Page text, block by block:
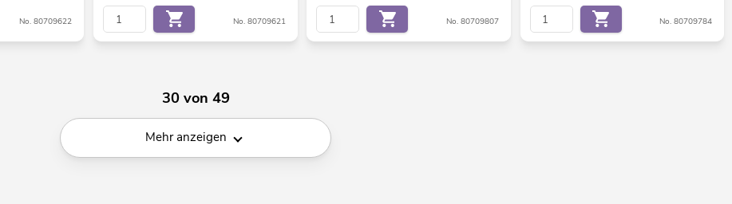
No. 80709622 No. 80709621 No. 80709807 No. 80709784
30 von 49
Mehr anzeigen